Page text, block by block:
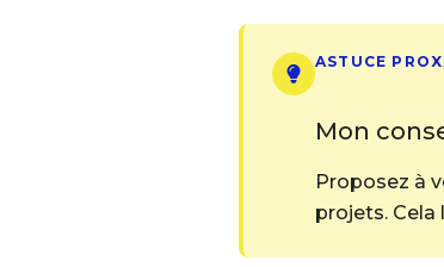
ASTUCE
Mon
Proposez à
projets. Cela